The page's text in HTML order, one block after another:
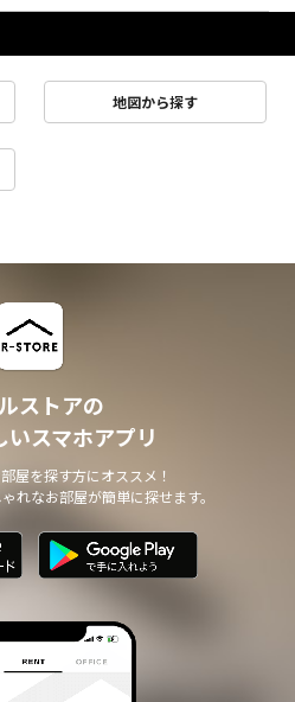
地図から探す
ストアの
いスマホアプリ
屋を探す方にオススメ！
れなお部屋が簡単に探せます。